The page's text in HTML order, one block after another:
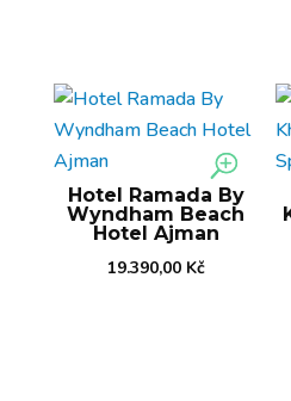
Hotel Ramada By
Wyndham Beach
Hotel Ajman
19.390,00 Kč